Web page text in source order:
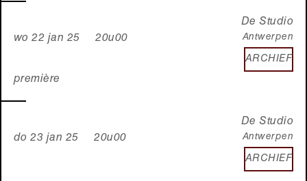
wo 22 jan 25 20u00
première
De Studio
Antwerpen
ARCHIEF
do 23 jan 25 20u00
De Studio
Antwerpen
ARCHIEF